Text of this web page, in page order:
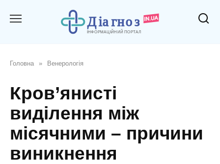
Головна » Венерологія
Кров’янисті
виділення між
місячними – причини
виникнення